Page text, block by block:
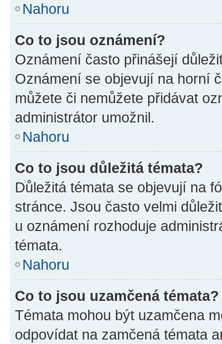
Nahoru
Co to jsou oznámení?
Oznámení často přinášejí
Oznámení se objevují na horní
můžete či nemůžete přidávat
administrátor umožnil.
Nahoru
Co to jsou důležitá témata?
Důležitá témata se objevují na
stránce. Jsou často velmi
u oznámení rozhoduje
témata.
Nahoru
Co to jsou uzamčená témata?
Témata mohou být uzamčena
odpovídat na zamčená témata